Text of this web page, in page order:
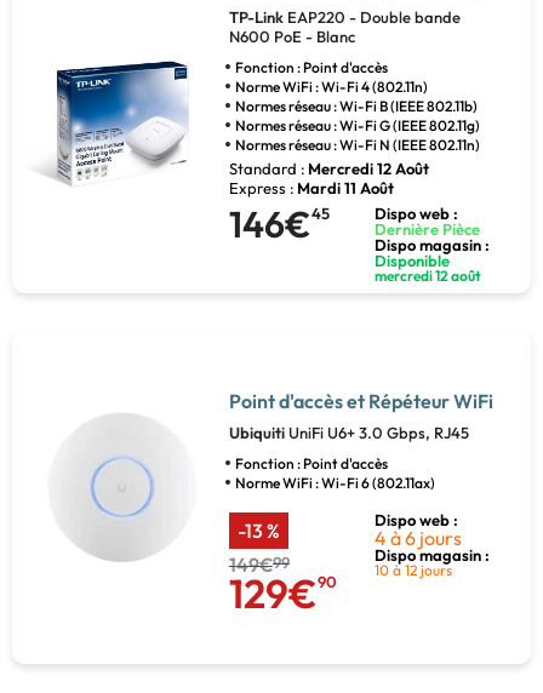
TP-Link EAP220 - Double bande
N600 PoE - Blanc
Fonction : Point d'accès
Norme WiFi : Wi-Fi 4 (802.11n)
Normes réseau : Wi-Fi B (IEEE 802.11b)
Normes réseau : Wi-Fi G (IEEE 802.11g)
Normes réseau : Wi-Fi N (IEEE 802.11n)
Standard : Mercredi 12 Août
Express : Mardi 11 Août
146€45
Dispo web :
Dernière Pièce
Dispo magasin :
Disponible
mercredi 12 août
Point d'accès et Répéteur WiFi
UbiquitiUniFi U6+ 3.0 Gbps, RJ45
Fonction : Point d'accès
Norme WiFi : Wi-Fi 6 (802.11ax)
-13 %
149€99
129€90
Dispo web :
4 à 6 jours
Dispo magasin :
10 à 12 jours